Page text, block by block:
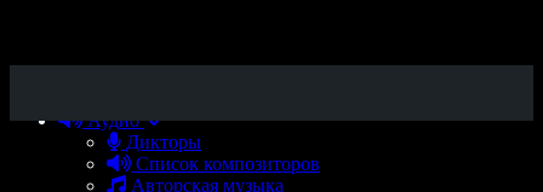
Аудио
Дикторы
Список композиторов
Авторская музыка